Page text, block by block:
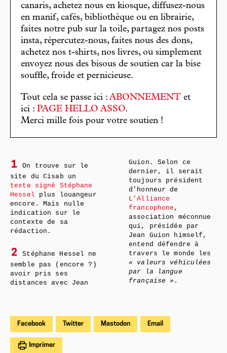
canaris, achetez nous en kiosque, diffusez-nous
en manif, cafés, bibliothèque ou en librairie,
faites notre pub sur la toile, partagez nos posts
insta, répercutez-nous, faites nous des dons,
achetez nos t-shirts, nos livres, ou simplement
envoyez nous des bisous de soutien car la bise
souffle, froide et pernicieuse.
Tout cela se passe ici : ABONNEMENT et
ici : PAGE HELLO ASSO.
Merci mille fois pour votre soutien !
1
On trouve sur le
site du Cisab un
texte signé Stéphane
Hessel plus louangeur
encore. Mais nulle
indication sur le
contexte de sa
rédaction.
2
Stéphane Hessel ne
semble pas (encore ?)
avoir pris ses
distances avec Jean
Guion. Selon ce
dernier, il serait
toujours président
d’honneur de
L’Alliance
francophone ,
association méconnue
qui, présidée par
Jean Guion himself,
entend défendre à
travers le monde les
« valeurs véhiculées
par la langue
française » .
Facebook Twitter Mastodon Email
Imprimer